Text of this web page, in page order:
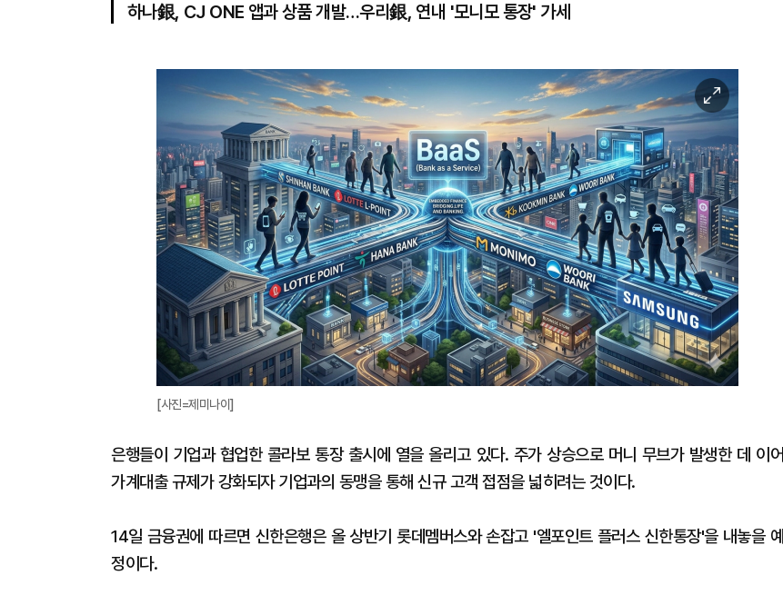
하나銀, CJ ONE 앱과 상품 개발…우리銀, 연내 '모니모 통장' 가세
이
미
지
확
대
[사진=제미나이]
은행들이 기업과 협업한 콜라보 통장 출시에 열을 올리고 있다. 주가 상승으로 머니 무브가 발생한 데 이어
가계대출 규제가 강화되자 기업과의 동맹을 통해 신규 고객 접점을 넓히려는 것이다.
14일 금융권에 따르면 신한은행은 올 상반기 롯데멤버스와 손잡고 '엘포인트 플러스 신한통장'을 내놓을 예
정이다.